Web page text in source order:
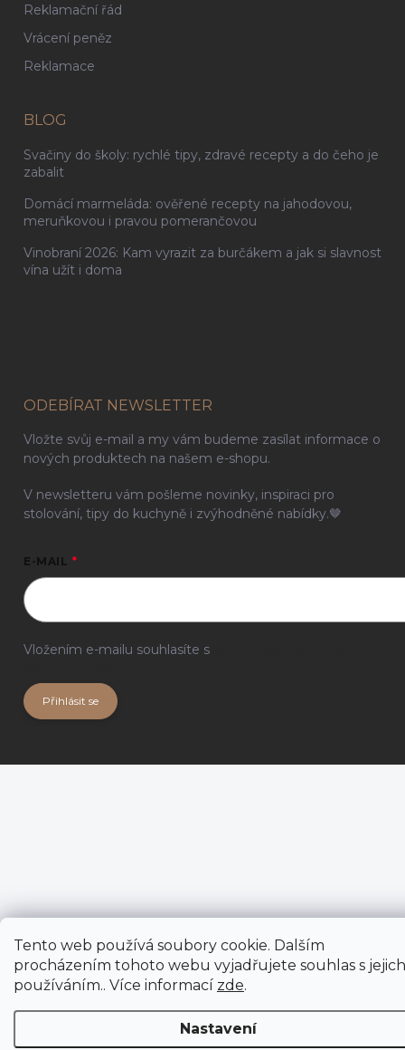
Tento web používá soubory cookie. Dalším
procházením tohoto webu vyjadřujete souhlas s jejich
používáním.. Více informací zde.
Nastavení
Reklamační řád
Vrácení peněz
Reklamace
BLOG
Svačiny do školy: rychlé tipy, zdravé recepty a do čeho je
zabalit
Domácí marmeláda: ověřené recepty na jahodovou,
meruňkovou i pravou pomerančovou
Vinobraní 2026: Kam vyrazit za burčákem a jak si slavnost
vína užít i doma
ODEBÍRAT NEWSLETTER
Vložte svůj e-mail a my vám budeme zasílat informace o
nových produktech na našem e-shopu.
V newsletteru vám pošleme novinky, inspiraci pro
stolování, tipy do kuchyně i zvýhodněné nabídky.🤎
E-MAIL
Vložením e-mailu souhlasíte s
Přihlásit se